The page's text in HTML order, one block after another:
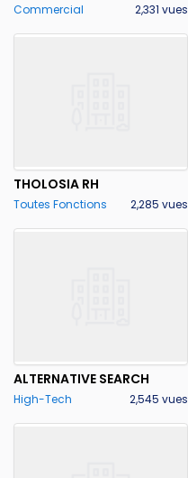
Commercial 2,331 vues
THOLOSIA RH
Toutes Fonctions 2,285 vues
ALTERNATIVE SEARCH
High-Tech 2,545 vues